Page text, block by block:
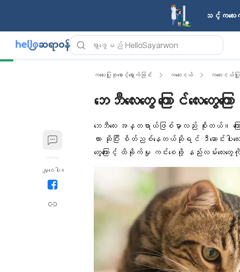
သင့်ကလေ
မျှဝေပါ။
ကလေးပြုစုစောင့်ရှောက်ခြင်း ကလေးငယ် ကလေးငယ်ပ
ဘေဘီလေးတွေ ကြောင်လေး
ဘေဘီလေး အန္တရာယ်ဖြစ်မှာလည်း စိုးတယ်။ က
လား ဆိုပြီး စိတ်ညစ်နေတယ်ဆိုရင် ဒီဆောင်းပါးလေး
တွေကြောင့် ထိခိုက်မှု ကင်းစေဖို့ နည်းလမ်းလေးတွေကို